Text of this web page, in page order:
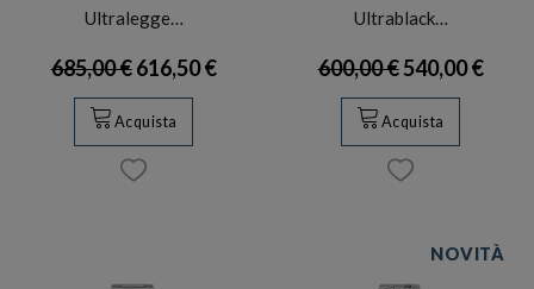
Ultralegge…
685,00 €616,50 €
Acquista
Ultrablack…
600,00 €540,00 €
Acquista
NOVITÀ